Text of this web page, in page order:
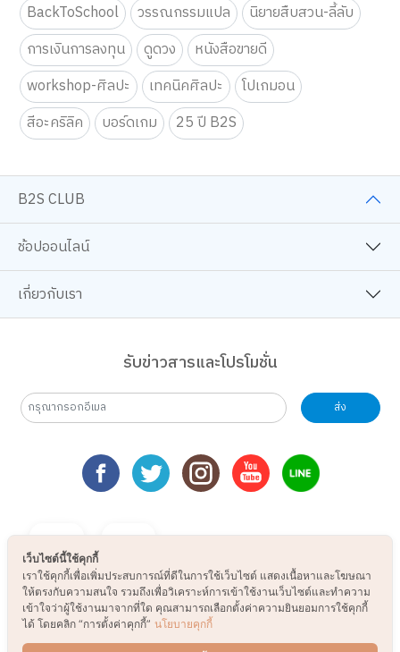
BackToSchool
วรรณกรรมแปล
นิยายสืบสวน-ลี้ลับ
การเงินการลงทุน
ดูดวง
หนังสือขายดี
workshop-ศิลปะ
เทคนิคศิลปะ
โปเกมอน
สีอะคริลิค
บอร์ดเกม 25 ปี B2S
B2S CLUB
ช้อปออนไลน์
เกี่ยวกับเรา
รับข่าวสารและโปรโมชั่น
ส่ง
เว็บไซต์นี้ใช้คุกกี้
เราใช้คุกกี้เพื่อเพิ่มประสบการณ์ที่ดีในการใช้เว็บไซต์ แสดงเนื้อหาและโฆษณา
ให้ตรงกับความสนใจ รวมถึงเพื่อวิเคราะห์การเข้าใช้งานเว็บไซต์และทำความ
เข้าใจว่าผู้ใช้งานมาจากที่ใด คุณสามารถเลือกตั้งค่าความยินยอมการใช้คุกกี้
ได้ โดยคลิก “การตั้งค่าคุกกี้” นโยบายคุกกี้